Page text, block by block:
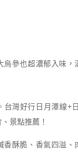
烏參也超濃郁入味，
香酥脆、香氣四溢、